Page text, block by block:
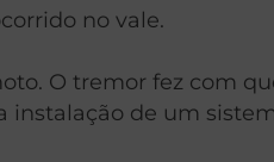
no vale.
O tremor fez com
de um